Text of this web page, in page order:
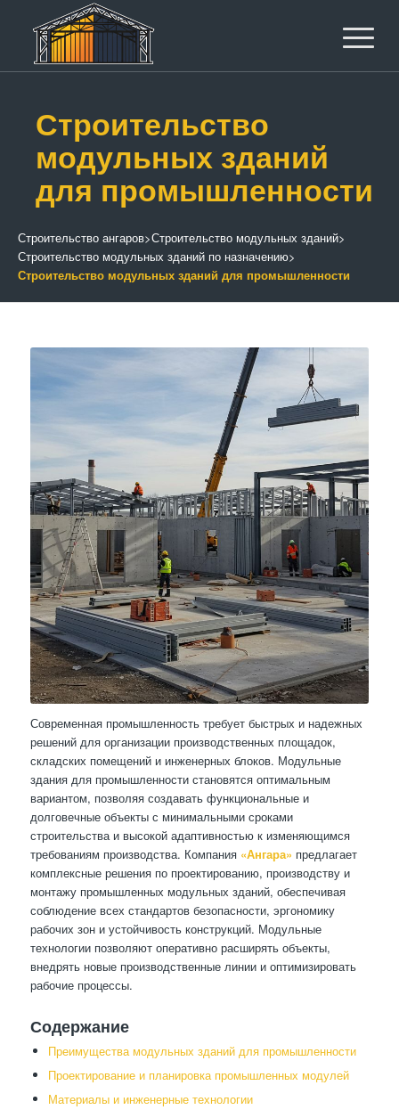
Строительство
модульных зданий
для промышленности
Строительство ангаров>Строительство модульных зданий>
Строительство модульных зданий по назначению>
Строительство модульных зданий для промышленности
Современная промышленность требует быстрых и надежных
решений для организации производственных площадок,
складских помещений и инженерных блоков. Модульные
здания для промышленности становятся оптимальным
вариантом, позволяя создавать функциональные и
долговечные объекты с минимальными сроками
строительства и высокой адаптивностью к изменяющимся
требованиям производства. Компания «Ангара» предлагает
комплексные решения по проектированию, производству и
монтажу промышленных модульных зданий, обеспечивая
соблюдение всех стандартов безопасности, эргономику
рабочих зон и устойчивость конструкций. Модульные
технологии позволяют оперативно расширять объекты,
внедрять новые производственные линии и оптимизировать
рабочие процессы.
Содержание
Преимущества модульных зданий для промышленности
Проектирование и планировка промышленных модулей
Материалы и инженерные технологии